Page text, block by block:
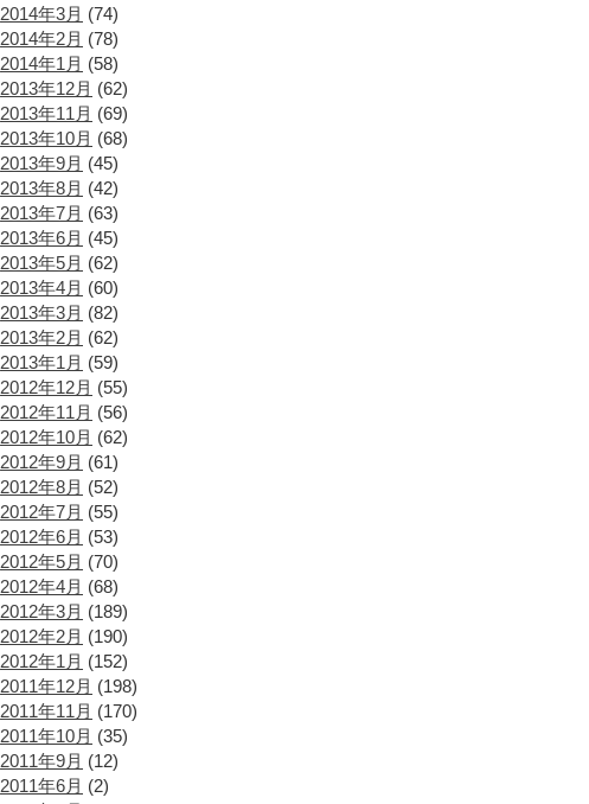
2014年3月 (74)
2014年2月 (78)
2014年1月 (58)
2013年12月 (62)
2013年11月 (69)
2013年10月 (68)
2013年9月 (45)
2013年8月 (42)
2013年7月 (63)
2013年6月 (45)
2013年5月 (62)
2013年4月 (60)
2013年3月 (82)
2013年2月 (62)
2013年1月 (59)
2012年12月 (55)
2012年11月 (56)
2012年10月 (62)
2012年9月 (61)
2012年8月 (52)
2012年7月 (55)
2012年6月 (53)
2012年5月 (70)
2012年4月 (68)
2012年3月 (189)
2012年2月 (190)
2012年1月 (152)
2011年12月 (198)
2011年11月 (170)
2011年10月 (35)
2011年9月 (12)
2011年6月 (2)